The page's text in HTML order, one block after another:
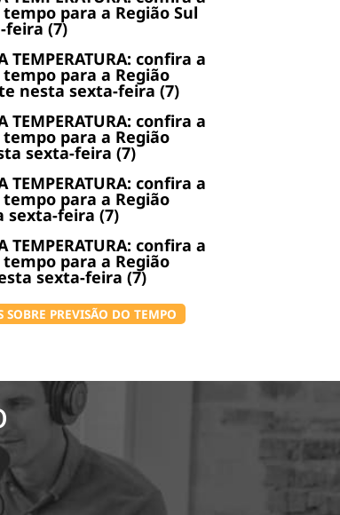
para a Região Sul
feira (7)
TEMPERATURA: confira a
para a Região
nesta sexta-feira (7)
TEMPERATURA: confira a
para a Região
sexta-feira (7)
TEMPERATURA: confira a
para a Região
sexta-feira (7)
TEMPERATURA: confira a
para a Região
sexta-feira (7)
SOBRE PREVISÃO DO TEMPO